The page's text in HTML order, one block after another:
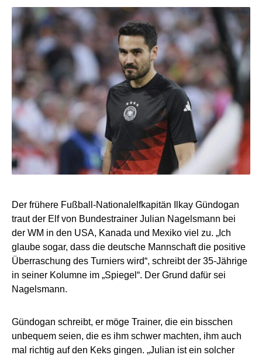
Der frühere Fußball-Nationalelfkapitän Ilkay Gündogan
traut der Elf von Bundestrainer Julian Nagelsmann bei
der WM in den USA, Kanada und Mexiko viel zu. „Ich
glaube sogar, dass die deutsche Mannschaft die positive
Überraschung des Turniers wird“, schreibt der 35-Jährige
in seiner Kolumne im „Spiegel“. Der Grund dafür sei
Nagelsmann.
Gündogan schreibt, er möge Trainer, die ein bisschen
unbequem seien, die es ihm schwer machten, ihm auch
mal richtig auf den Keks gingen. „Julian ist ein solcher